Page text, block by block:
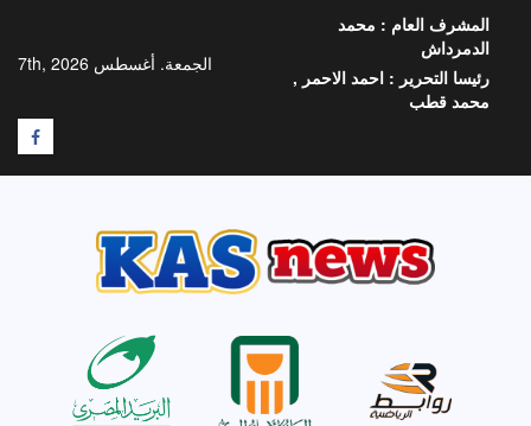
المحتوى
الجمعة. أغسطس 7th, 2026
المشرف العام : محمد
الدمرداش
رئيسا التحرير : احمد الاحمر ,
محمد قطب
F